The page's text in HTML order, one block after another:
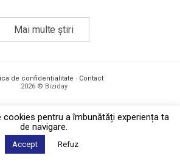
Mai multe știri
de confidențialitate · Contact
2026 © Biziday
pentru a îmbunătăți experiența ta
de navigare.
Accept Refuz